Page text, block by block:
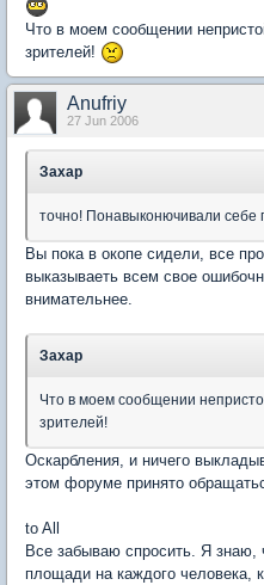
Что в моем сообщении
зрителей!
Anufriy
27 Jun 2006
Захар
точно! Понавыконючивали себе
Вы пока в окопе сидели, все
выказываеть всем свое
внимательнее.
Захар
Что в моем сообщении
зрителей!
Оскарбления, и ничего
этом форуме принято
to All
Все забываю спросить. Я знаю,
площади на каждого человека,